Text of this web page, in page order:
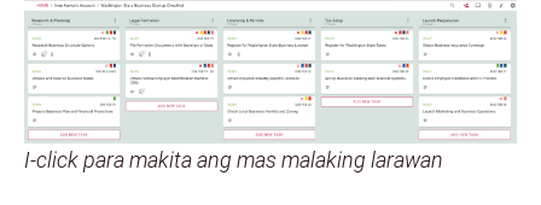
I-click para makita ang mas malaking larawan